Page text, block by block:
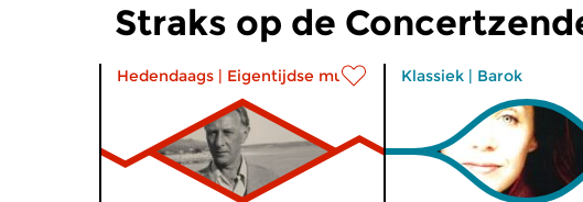
Straks op de
Hedendaags | Eigentijdse muziek Klassiek | Barok